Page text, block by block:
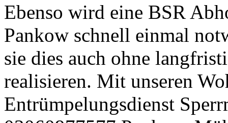
Ebenso wird eine BSR
Pankow schnell einmal
sie dies auch ohne
realisieren. Mit unseren
Entrümpelungsdienst